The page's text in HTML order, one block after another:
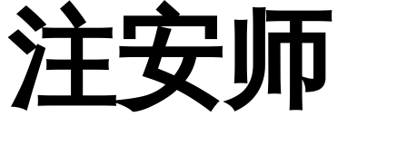
注安师